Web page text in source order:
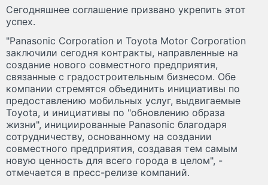
Сегодняшнее соглашение призвано укрепить этот
успех.
"Panasonic Corporation и Toyota Motor Corporation
заключили сегодня контракты, направленные на
создание нового совместного предприятия,
связанные с градостроительным бизнесом. Обе
компании стремятся объединить инициативы по
предоставлению мобильных услуг, выдвигаемые
Toyota, и инициативы по "обновлению образа
жизни", инициированные Panasonic благодаря
сотрудничеству, основанному на создании
совместного предприятия, создавая тем самым
новую ценность для всего города в целом", -
отмечается в пресс-релизе компаний.